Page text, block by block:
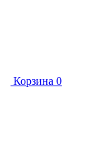
Корзина 0